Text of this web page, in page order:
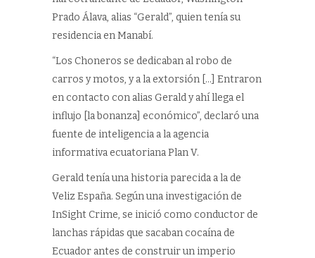
Prado Álava, alias “Gerald”, quien tenía su
residencia en Manabí.
“Los Choneros se dedicaban al robo de
carros y motos, y a la extorsión […] Entraron
en contacto con alias Gerald y ahí llega el
influjo [la bonanza] económico”, declaró una
fuente de inteligencia a la agencia
informativa ecuatoriana Plan V.
Gerald tenía una historia parecida a la de
Veliz España. Según una investigación de
InSight Crime, se inició como conductor de
lanchas rápidas que sacaban cocaína de
Ecuador antes de construir un imperio